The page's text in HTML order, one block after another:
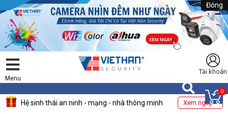
Đóng
Menu
Tài khoản
0
Hệ sinh thái an ninh - mạng - nhà thông minh Xem ngay >